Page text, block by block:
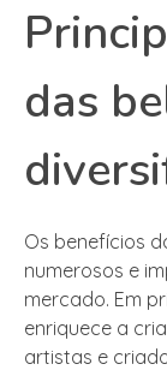
das
Os benefícios
numerosos e
mercado. Em
enriquece a
artistas e